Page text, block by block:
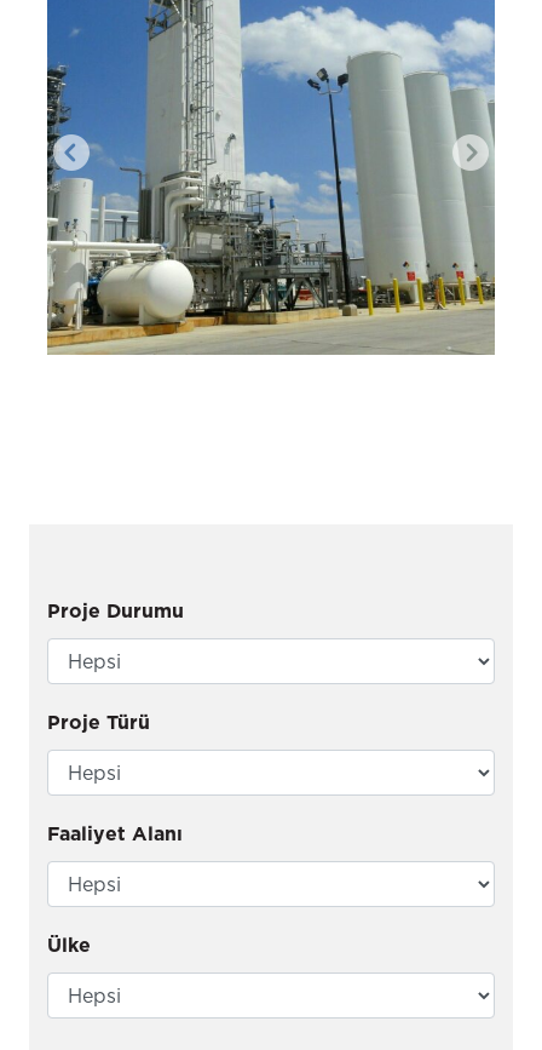
Proje Durumu
Proje Türü
Faaliyet Alanı
Ülke